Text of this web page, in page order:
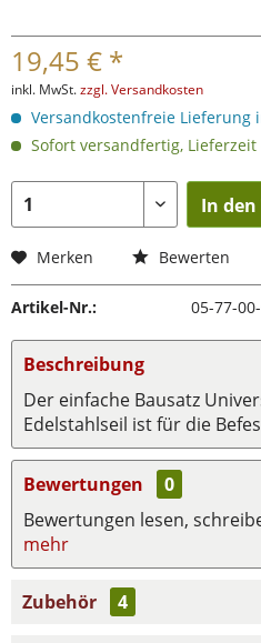
19,45 € *
inkl. MwSt.zzgl. Versandkosten
Versandkostenfreie Lieferung
Sofort versandfertig, Lieferzeit
In
Merken Bewerten
Artikel-Nr.: 05-77-
Beschreibung
Der einfache Bausatz
Edelstahlseil ist für die
Bewertungen
0
Bewertungen lesen,
mehr
Zubehör 4